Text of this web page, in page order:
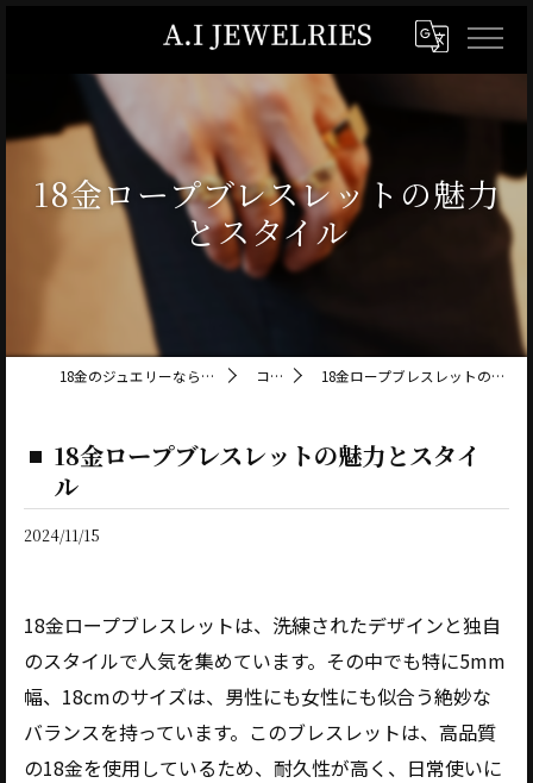
18金ロープブレスレットの魅力
とスタイル
18金のジュエリーならA.I JEWELRIES コラム 18金ロープブレスレットの魅力とスタイル
18金ロープブレスレットの魅力とスタイ
ル
2024/11/15
18金ロープブレスレットは、洗練されたデザインと独自
のスタイルで人気を集めています。その中でも特に5mm
幅、18cmのサイズは、男性にも女性にも似合う絶妙な
バランスを持っています。このブレスレットは、高品質
の18金を使用しているため、耐久性が高く、日常使いに